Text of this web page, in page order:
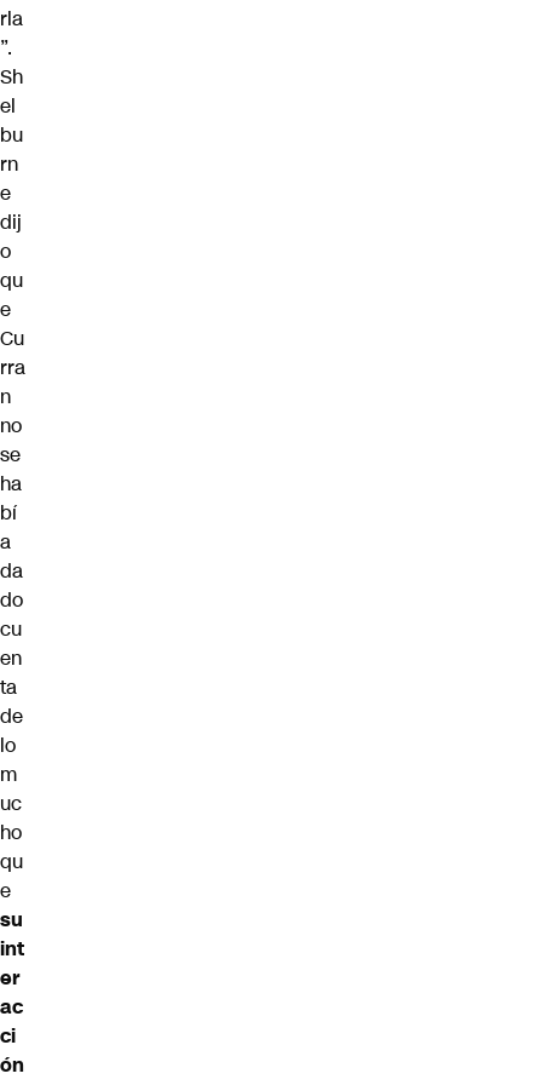
rla
”.
Sh
el
bu
rn
e
dij
o
qu
e
Cu
rra
n
no
se
ha
bí
a
da
do
cu
en
ta
de
lo
m
uc
ho
qu
e
su
int
er
ac
ci
ón